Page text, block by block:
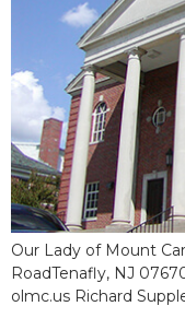
Our Lady of Mount
RoadTenafly, NJ
olmc.us Richard